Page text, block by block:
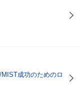
MIST成功のためのロ